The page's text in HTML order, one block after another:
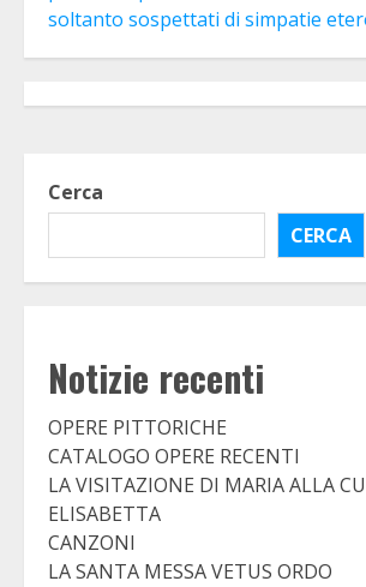
soltanto sospettati di simpatie
Cerca
CERCA
Notizie recenti
OPERE PITTORICHE
CATALOGO OPERE RECENTI
LA VISITAZIONE DI MARIA ALLA
ELISABETTA
CANZONI
LA SANTA MESSA VETUS ORDO